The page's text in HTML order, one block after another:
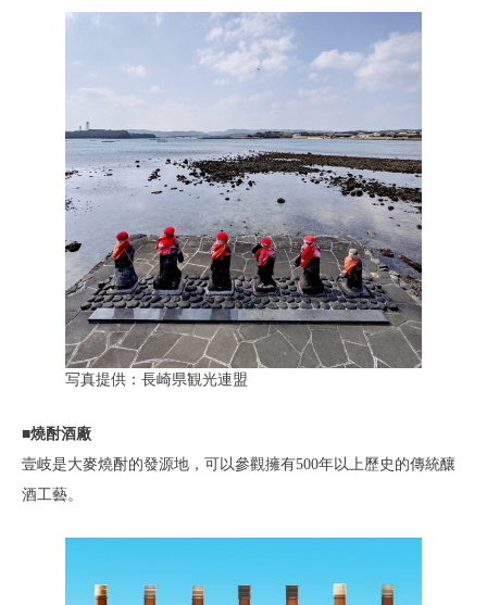
写真提供：長崎県観光連盟
■燒酎酒廠
壹岐是大麥燒酎的發源地，可以參觀擁有500年以上歷史的傳統釀
酒工藝。